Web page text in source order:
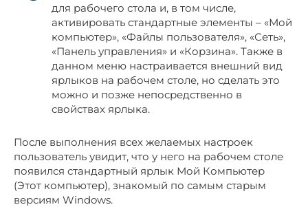
для рабочего стола и, в том числе,
активировать стандартные элементы – «Мой
компьютер», «Файлы пользователя», «Сеть»,
«Панель управления» и «Корзина». Также в
данном меню настраивается внешний вид
ярлыков на рабочем столе, но сделать это
можно и позже непосредственно в
свойствах ярлыка.
После выполнения всех желаемых настроек
пользователь увидит, что у него на рабочем столе
появился стандартный ярлык Мой Компьютер
(Этот компьютер), знакомый по самым старым
версиям Windows.